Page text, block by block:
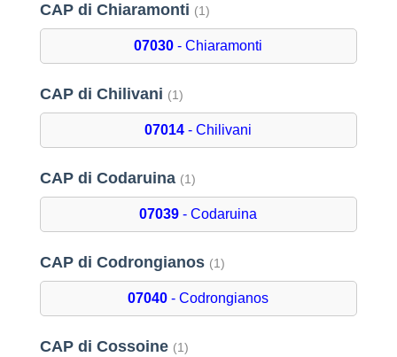
CAP di Chiaramonti (1)
07030 - Chiaramonti
CAP di Chilivani (1)
07014 - Chilivani
CAP di Codaruina (1)
07039 - Codaruina
CAP di Codrongianos (1)
07040 - Codrongianos
CAP di Cossoine (1)